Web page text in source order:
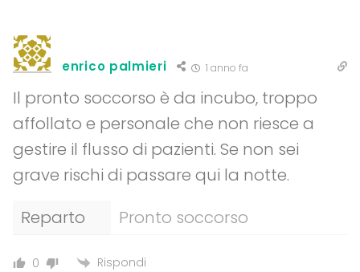
enrico palmieri 1 anno fa
Il pronto soccorso è da incubo, troppo
affollato e personale che non riesce a
gestire il flusso di pazienti. Se non sei
grave rischi di passare qui la notte.
Reparto
Pronto soccorso
0 Rispondi